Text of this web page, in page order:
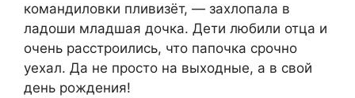
командиловки пливизёт, — захлопала в
ладоши младшая дочка. Дети любили отца и
очень расстроились, что папочка срочно
уехал. Да не просто на выходные, а в свой
день рождения!